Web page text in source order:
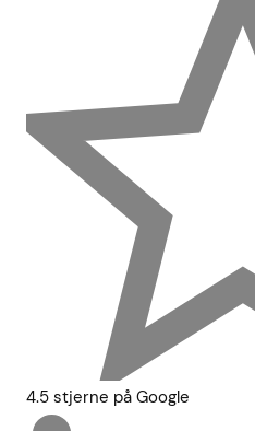
4.5 stjerne på Google